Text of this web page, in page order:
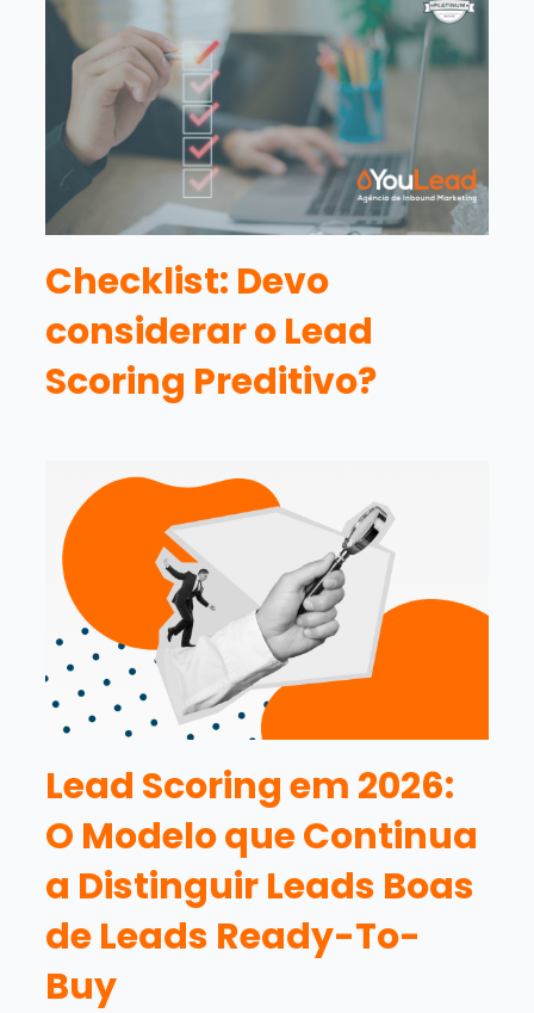
Checklist: Devo
considerar o Lead
Scoring Preditivo?
Lead Scoring em 2026:
O Modelo que Continua
a Distinguir Leads Boas
de Leads Ready-To-
Buy